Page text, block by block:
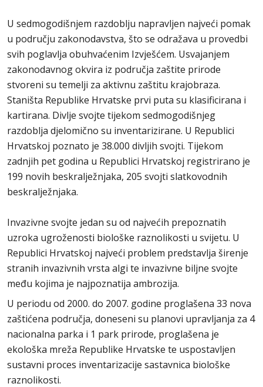
U sedmogodišnjem razdoblju napravljen najveći pomak
u području zakonodavstva, što se odražava u provedbi
svih poglavlja obuhvaćenim Izvješćem. Usvajanjem
zakonodavnog okvira iz područja zaštite prirode
stvoreni su temelji za aktivnu zaštitu krajobraza.
Staništa Republike Hrvatske prvi puta su klasificirana i
kartirana. Divlje svojte tijekom sedmogodišnjeg
razdoblja djelomično su inventarizirane. U Republici
Hrvatskoj poznato je 38.000 divljih svojti. Tijekom
zadnjih pet godina u Republici Hrvatskoj registrirano je
199 novih beskralježnjaka, 205 svojti slatkovodnih
beskralježnjaka.
Invazivne svojte jedan su od najvećih prepoznatih
uzroka ugroženosti biološke raznolikosti u svijetu. U
Republici Hrvatskoj najveći problem predstavlja širenje
stranih invazivnih vrsta algi te invazivne biljne svojte
među kojima je najpoznatija ambrozija.
U periodu od 2000. do 2007. godine proglašena 33 nova
zaštićena područja, doneseni su planovi upravljanja za 4
nacionalna parka i 1 park prirode, proglašena je
ekološka mreža Republike Hrvatske te uspostavljen
sustavni proces inventarizacije sastavnica biološke
raznolikosti.